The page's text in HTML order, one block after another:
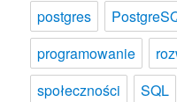
postgres
programowanie
społeczności
SQL